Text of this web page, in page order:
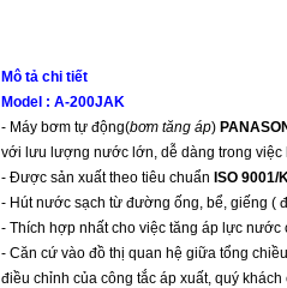
Mô tả chi tiết
Model : A-200JAK
- Máy bơm tự động(bơm tăng áp)
với lưu lượng nước lớn, dễ dàng trong
- Được sản xuất theo tiêu chuẩn ISO
- Hút nước sạch từ đường ống, bể, giếng (
- Thích hợp nhất cho việc tăng áp lực
- Căn cứ vào đồ thị quan hệ giữa tổng
điều chỉnh của công tắc áp xuất, quý